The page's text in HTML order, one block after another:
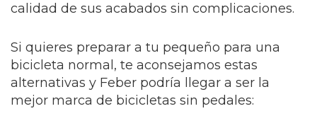
calidad de sus acabados sin complicaciones.
Si quieres preparar a tu pequeño para una
bicicleta normal, te aconsejamos estas
alternativas y Feber podría llegar a ser la
mejor marca de bicicletas sin pedales: